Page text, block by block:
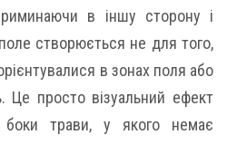
в іншу сторону і
створюється не для того,
в зонах поля або
Це просто візуальний ефект
боки трави, у якого немає